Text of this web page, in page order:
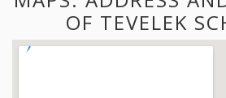
OF TEVELEK